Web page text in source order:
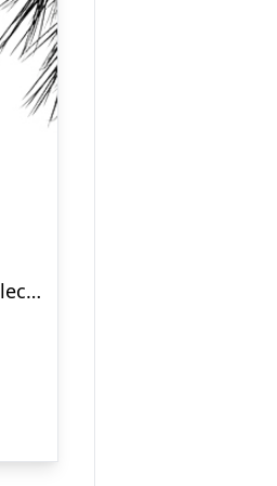
Just a Hint Nude Lash Collection